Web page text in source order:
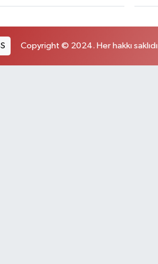
Copyright © 2024. Her hakkı